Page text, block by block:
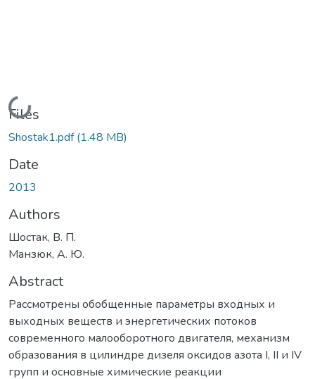
Loading...
Files
Shostak1.pdf(1.48 MB)
Date
2013
Authors
Шостак, В. П.
Манзюк, А. Ю.
Abstract
Рассмотрены обобщенные параметры входных и
выходных веществ и энергетических потоков
современного малооборотного двигателя, механизм
образования в цилиндре дизеля оксидов азота І, ІІ и ІV
групп и основные химические реакции